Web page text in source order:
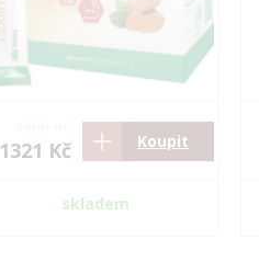
1321 Kč Koupit
skladem